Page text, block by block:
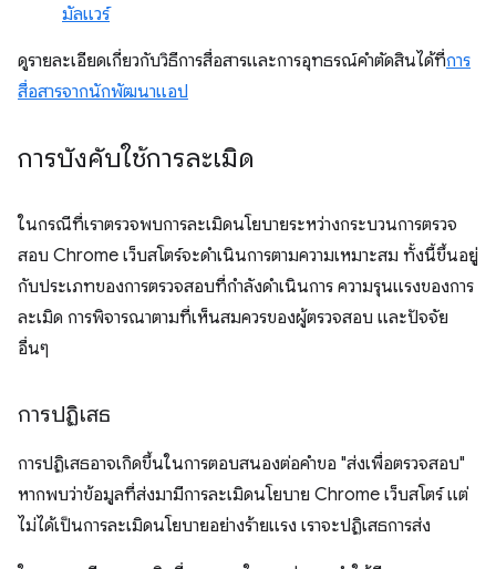
มัลแวร์
ดูรายละเอียดเกี่ยวกับวิธีการสื่อสารและการอุทธรณ์คำตัดสินได้ที่การ
สื่อสารจากนักพัฒนาแอป
การบังคับใช้การละเมิด
ในกรณีที่เราตรวจพบการละเมิดนโยบายระหว่างกระบวนการตรวจ
สอบ Chrome เว็บสโตร์จะดำเนินการตามความเหมาะสม ทั้งนี้ขึ้นอยู่
กับประเภทของการตรวจสอบที่กำลังดำเนินการ ความรุนแรงของการ
ละเมิด การพิจารณาตามที่เห็นสมควรของผู้ตรวจสอบ และปัจจัย
อื่นๆ
การปฏิเสธ
การปฏิเสธอาจเกิดขึ้นในการตอบสนองต่อคำขอ "ส่งเพื่อตรวจสอบ"
หากพบว่าข้อมูลที่ส่งมามีการละเมิดนโยบาย Chrome เว็บสโตร์ แต่
ไม่ได้เป็นการละเมิดนโยบายอย่างร้ายแรง เราจะปฏิเสธการส่ง